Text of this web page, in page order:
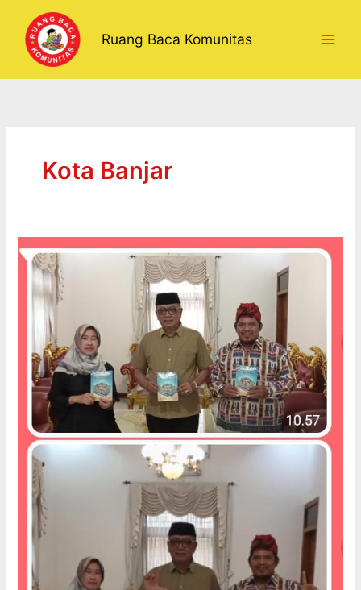
konten
Ruang Baca Komunitas
Kota Banjar
KADO
SPESIAL
ULTAH
KE-
KOTA
BANJAR